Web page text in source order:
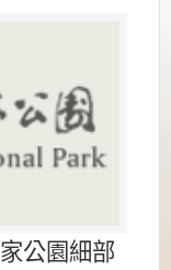
公園細部